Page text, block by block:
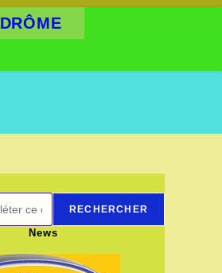
RECHERCHER
News